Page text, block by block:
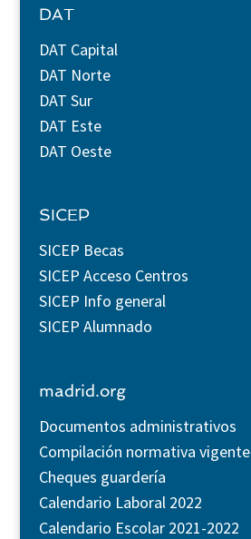
DAT
DAT Capital
DAT Norte
DAT Sur
DAT Este
DAT Oeste
SICEP
SICEP Becas
SICEP Acceso Centros
SICEP Info general
SICEP Alumnado
madrid.org
Documentos administrativos
Compilación normativa vigente
Cheques guardería
Calendario Laboral 2022
Calendario Escolar 2021-2022